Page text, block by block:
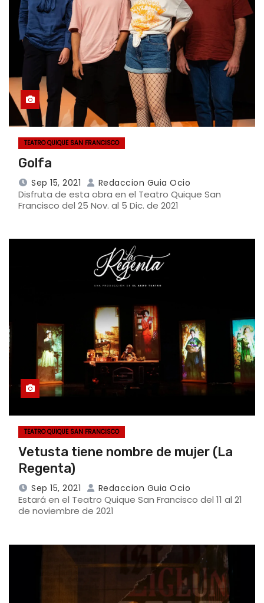
TEATRO QUIQUE SAN FRANCISCO
Golfa
Sep 15, 2021 Redaccion Guia Ocio
Disfruta de esta obra en el Teatro Quique San
Francisco del 25 Nov. al 5 Dic. de 2021
TEATRO QUIQUE SAN FRANCISCO
Vetusta tiene nombre de mujer (La
Regenta)
Sep 15, 2021 Redaccion Guia Ocio
Estará en el Teatro Quique San Francisco del 11 al 21
de noviembre de 2021